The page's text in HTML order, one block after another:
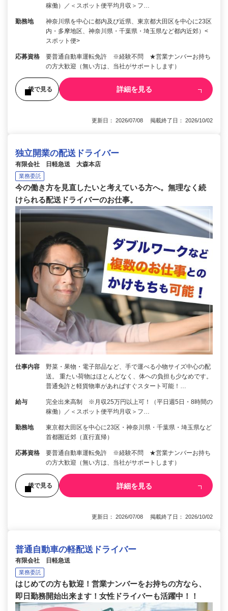
稼働）／＜スポット便平均月収＞フ…
勤務地
神奈川県を中心に都内及び近県、東京都大田区を中心に23区
内・多摩地区、神奈川県・千葉県・埼玉県など都内近郊）<
スポット便>
応募資格
要普通自動車運転免許 ※経験不問 ★営業ナンバーお持ち
の方大歓迎（無い方は、当社がサポートします）
後で見る 詳細を見る
更新日： 2026/07/08 掲載終了日： 2026/10/02
独立開業の配送ドライバー
有限会社 日軽急送 大森本店
業務委託
今の働き方を見直したいと考えている方へ。無理なく続
けられる配送ドライバーのお仕事。
仕事内容
野菜・果物・電子部品など、手で運べる小物サイズ中心の配
送。 重たい荷物はほとんどなく、体への負担も少なめです。
普通免許と軽貨物車があればすぐスタート可能！…
給与
完全出来高制 ※月収25万円以上可！（平日週5日・8時間の
稼働）／＜スポット便平均月収＞フ…
勤務地
東京都大田区を中心に23区・神奈川県・千葉県・埼玉県など
首都圏近郊（直行直帰）
応募資格
要普通自動車運転免許 ※経験不問 ★営業ナンバーお持ち
の方大歓迎（無い方は、当社がサポートします）
後で見る 詳細を見る
更新日： 2026/07/08 掲載終了日： 2026/10/02
普通自動車の軽配送ドライバー
有限会社 日軽急送
業務委託
はじめての方も歓迎！営業ナンバーをお持ちの方なら、
即日勤務開始出来ます！女性ドライバーも活躍中！！